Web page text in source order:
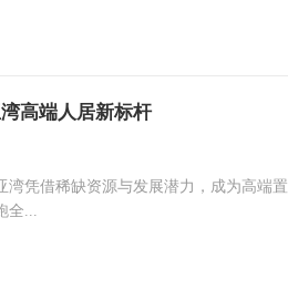
高端人居新标杆
凭借稀缺资源与发展潜力，成为高端
...